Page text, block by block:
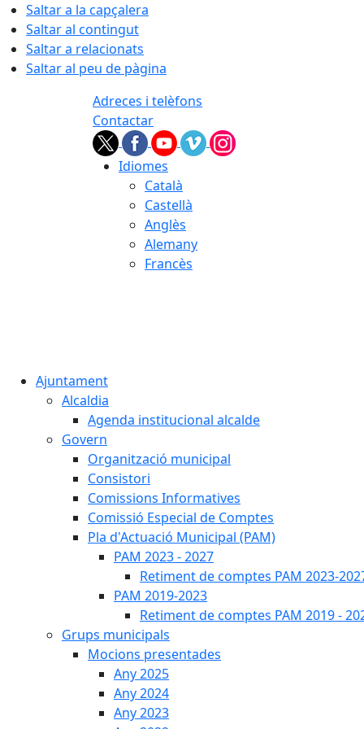
Saltar a la capçalera
Saltar al contingut
Saltar a relacionats
Saltar al peu de pàgina
Adreces i telèfons
Contactar
Idiomes
Català
Castellà
Anglès
Alemany
Francès
Ajuntament
Alcaldia
Agenda institucional alcalde
Govern
Organització municipal
Consistori
Comissions Informatives
Comissió Especial de Comptes
Pla d'Actuació Municipal (PAM)
PAM 2023 - 2027
Retiment de comptes PAM 2023-
PAM 2019-2023
Retiment de comptes PAM 2019 -
Grups municipals
Mocions presentades
Any 2025
Any 2024
Any 2023